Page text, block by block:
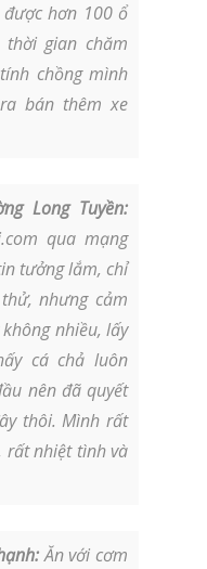
hơn 100 ổ
gian chăm
chồng mình
bán thêm xe
Long Tuyền:
qua mạng
tưởng lắm, chỉ
nhưng cảm
nhiều, lấy
cá chả luôn
nên đã quyết
thôi. Mình rất
rất nhiệt tình và
Ăn với cơm